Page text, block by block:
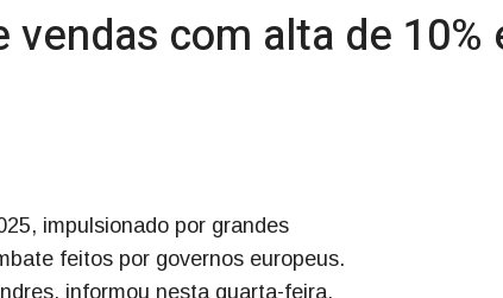
com alta de 10%
impulsionado por grandes
feitos por governos europeus.
informou nesta quarta-feira,